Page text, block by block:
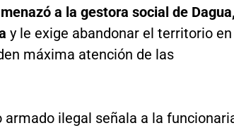
a la gestora social de
y le exige abandonar el territorio en
máxima atención de las
armado ilegal señala a la